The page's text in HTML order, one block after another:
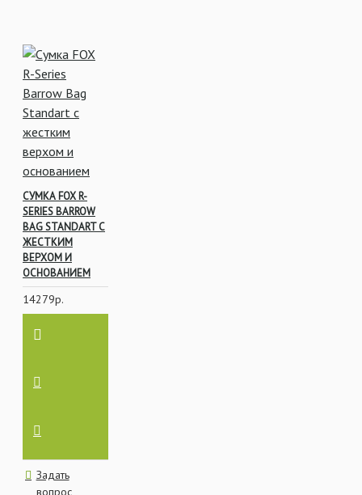
СУМКА FOX R-
SERIES BARROW
BAG STANDART С
ЖЕСТКИМ
ВЕРХОМ И
ОСНОВАНИЕМ
14279р.
Задать
вопрос